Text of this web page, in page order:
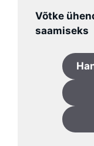
Võtke
saamiseks